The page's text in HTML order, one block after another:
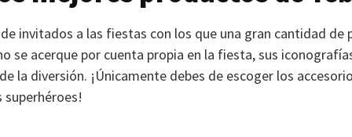
invitados a las fiestas con los que una gran cantidad de
se acerque por cuenta propia en la fiesta, sus
la diversión. ¡Únicamente debes de escoger los